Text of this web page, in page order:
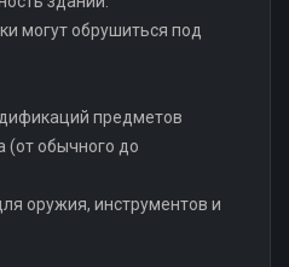
могут обрушиться под
предметов
(от обычного до
оружия, инструментов и